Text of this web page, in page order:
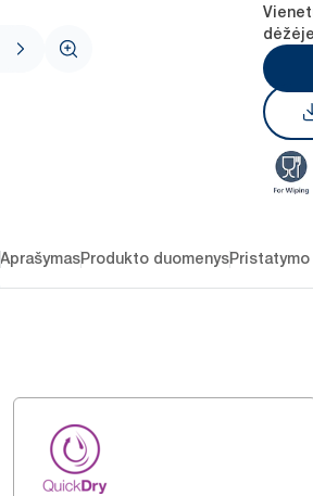
dėžėje
AprašymasProdukto duomenys